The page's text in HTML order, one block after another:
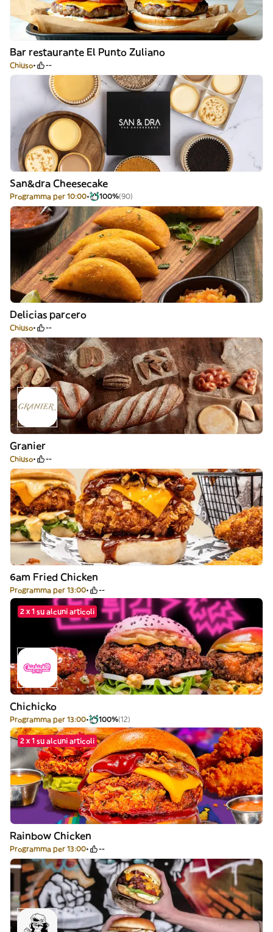
Bar restaurante El Punto Zuliano
Chiuso --
San&dra Cheesecake
Programma per 10:00 100%(90)
Delicias parcero
Chiuso --
Granier
Chiuso --
6am Fried Chicken
Programma per 13:00 --
2 x 1 su alcuni articoli
Chichicko
Programma per 13:00 100%(12)
2 x 1 su alcuni articoli
Rainbow Chicken
Programma per 13:00 --